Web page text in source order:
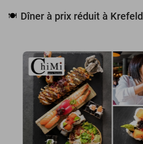
🍽️ Dîner à prix réduit à Krefeld